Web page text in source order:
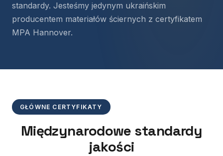
standardy. Jesteśmy jedynym ukraińskim
producentem materiałów ściernych z certyfikatem
MPA Hannover.
GŁÓWNE CERTYFIKATY
Międzynarodowe standardy
jakości